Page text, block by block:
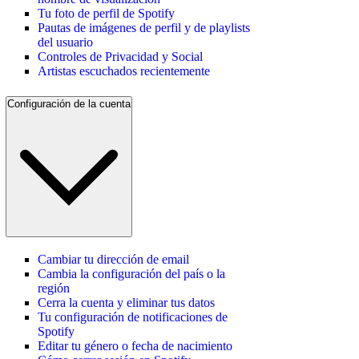
Tu foto de perfil de Spotify
Pautas de imágenes de perfil y de playlists
del usuario
Controles de Privacidad y Social
Artistas escuchados recientemente
Configuración de la cuenta
Cambiar tu dirección de email
Cambia la configuración del país o la
región
Cerra la cuenta y eliminar tus datos
Tu configuración de notificaciones de
Spotify
Editar tu género o fecha de nacimiento